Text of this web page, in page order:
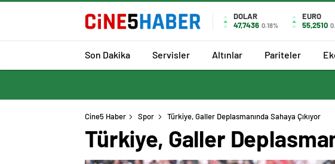
DOLAR
47,7436 0.18%
EURO
55,2510
Son Dakika Servisler Altınlar Pariteler
Cine5 Haber Spor Türkiye, Galler Deplasmanında Sahaya Çıkıyor
Türkiye, Galler